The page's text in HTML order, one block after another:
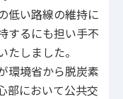
低い路線の維持に
するにも担い手不
しました。
環境省から脱炭素
部において公共交